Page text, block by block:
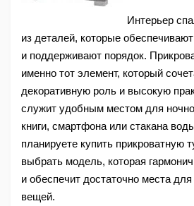
Интерьер
из деталей, которые
и поддерживают порядок.
именно тот элемент, который
декоративную роль и высокую
служит удобным местом для
книги, смартфона или стакана
планируете купить прикроватную
выбрать модель, которая
и обеспечит достаточно места
вещей.